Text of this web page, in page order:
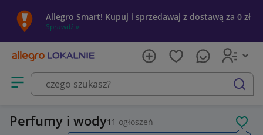
Allegro Smart! Kupuj i sprzedawaj z dostawą za 0 zł
Sprawdź »
Otwórz menu z kategoriami
szukaj
Perfumy i wody11 ogłoszeń